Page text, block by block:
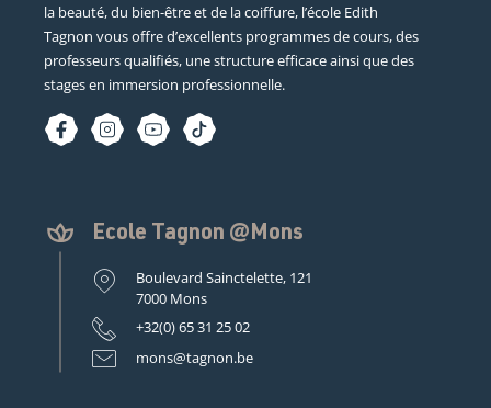
la beauté, du bien-être et de la coiffure, l’école Edith
Tagnon vous offre d’excellents programmes de cours, des
professeurs qualifiés, une structure efficace ainsi que des
stages en immersion professionnelle.
Ecole Tagnon @Mons
Boulevard Sainctelette, 121
7000 Mons
+32(0) 65 31 25 02
mons@tagnon.be